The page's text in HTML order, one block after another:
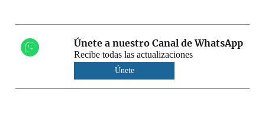
Únete a nuestro Canal de WhatsApp
Recibe todas las actualizaciones
Únete